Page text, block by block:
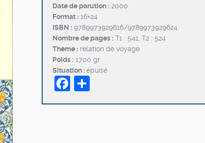
Date de parution : 2000
Format : 16×24
ISBN : 9789973929616/9789973929624
Nombre de pages : T1 : 541, T2 : 524
Thème : relation de voyage
Poids : 1700 gr
Situation :épuisé
Facebook